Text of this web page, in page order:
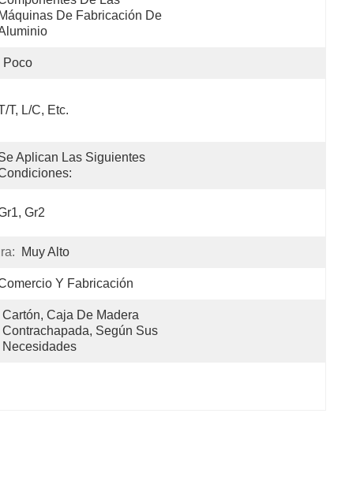
Máquinas De Fabricación De
Poco
T, L/C, Etc.
Aplican Las Siguientes
Gr2
Muy Alto
Y Fabricación
Cartón, Caja De Madera
Contrachapada, Según Sus
Necesidades